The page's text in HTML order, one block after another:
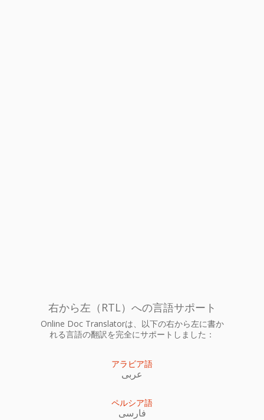
右から左（RTL）への言語サポート
Online Doc Translatorは、以下の右から左に書か
れる言語の翻訳を完全にサポートしました：
アラビア語
عربى
ペルシア語
فارسی